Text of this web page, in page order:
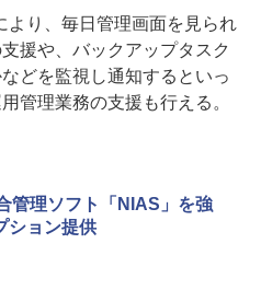
り、毎日管理画面を見られ
援や、バックアップタスク
どを監視し通知するといっ
管理業務の支援も行える。
管理ソフト「NIAS」を強
ション提供